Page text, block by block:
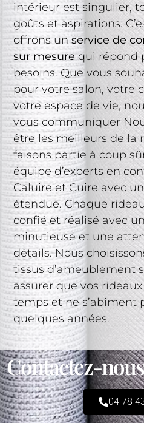
intérieur est singulier,
goûts et aspirations.
offrons unservice de
sur mesurequi répond
besoins. Que vous
pour votre salon, votre
votre espace de vie,
vous communiquer
être les meilleurs de la
faisons partie à coup
équipe d’experts en
Caluire et Cuire avec
étendue. Chaque
confié et réalisé avec
minutieuse et une
détails. Nous
tissus d’ameublement
assurer que vos
temps et ne s’abîment
quelques années.
Contactez-
04 78